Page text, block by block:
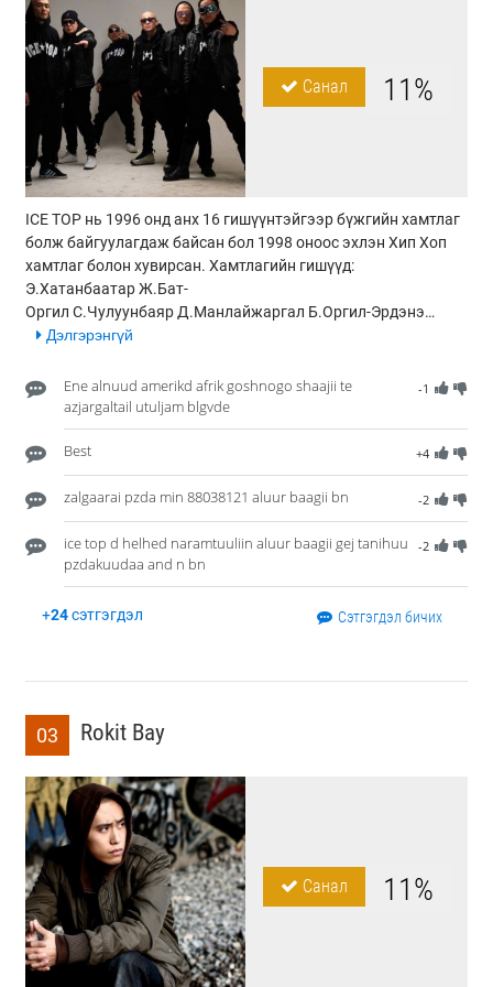
Санал 11%
ICE TOP нь 1996 онд анх 16 гишүүнтэйгээр бүжгийн хамтлаг
болж байгуулагдаж байсан бол 1998 оноос эхлэн Хип Хоп
хамтлаг болон хувирсан. Хамтлагийн гишүүд:
Э.Хатанбаатар Ж.Бат-
Оргил С.Чулуунбаяр Д.Манлайжаргал Б.Оргил-Эрдэнэ…
Дэлгэрэнгүй
-1
Ene alnuud amerikd afrik goshnogo shaajii te
azjargaltail utuljam blgvde
+4
Best
-2
zalgaarai pzda min 88038121 aluur baagii bn
-2
ice top d helhed naramtuuliin aluur baagii gej tanihuu
pzdakuudaa and n bn
+24сэтгэгдэл Сэтгэгдэл бичих
03 Rokit Bay
Санал 11%